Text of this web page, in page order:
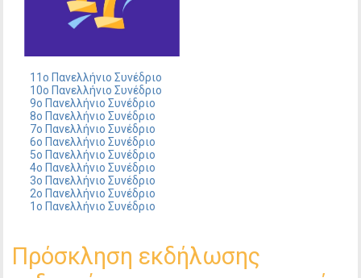
11ο Πανελλήνιο Συνέδριο
10ο Πανελλήνιο Συνέδριο
9ο Πανελλήνιο Συνέδριο
8ο Πανελλήνιο Συνέδριο
7ο Πανελλήνιο Συνέδριο
6ο Πανελλήνιο Συνέδριο
5ο Πανελλήνιο Συνέδριο
4ο Πανελλήνιο Συνέδριο
3ο Πανελλήνιο Συνέδριο
2ο Πανελλήνιο Συνέδριο
1ο Πανελλήνιο Συνέδριο
Πρόσκληση εκδήλωσης